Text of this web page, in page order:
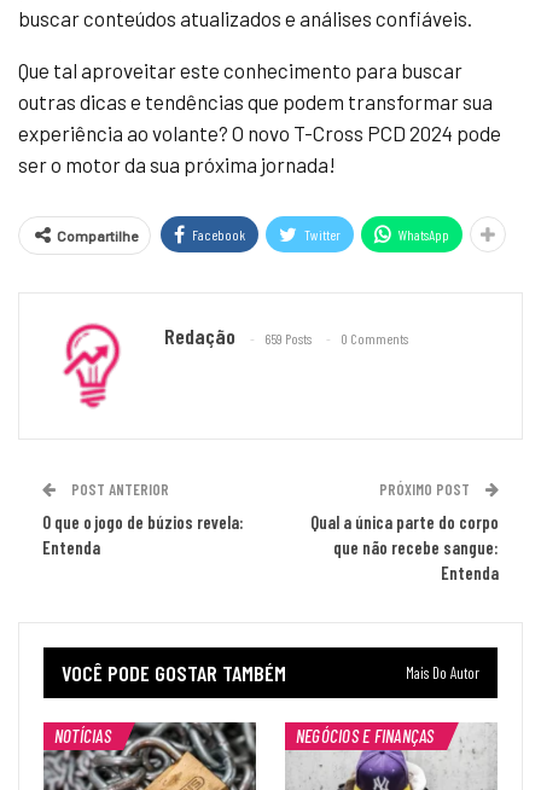
buscar conteúdos atualizados e análises confiáveis.
Que tal aproveitar este conhecimento para buscar
outras dicas e tendências que podem transformar sua
experiência ao volante? O novo T-Cross PCD 2024 pode
ser o motor da sua próxima jornada!
Compartilhe Facebook Twitter WhatsApp
Redação 659 Posts 0 Comments
POST ANTERIOR
O que o jogo de búzios revela:
Entenda
PRÓXIMO POST
Qual a única parte do corpo
que não recebe sangue:
Entenda
VOCÊ PODE GOSTAR TAMBÉM Mais Do Autor
NOTÍCIAS NEGÓCIOS E FINANÇAS